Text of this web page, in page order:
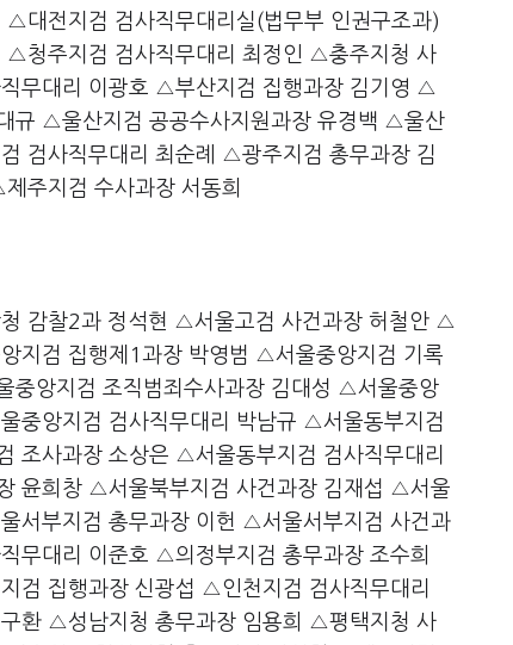
대전지검 검사직무대리실(법무부 인권구조과)
청주지검 검사직무대리 최정인 △충주지청 사
무대리 이광호 △부산지검 집행과장 김기영 △
규 △울산지검 공공수사지원과장 유경백 △울산
검사직무대리 최순례 △광주지검 총무과장 김
주지검 수사과장 서동희
감찰2과 정석현 △서울고검 사건과장 허철안 △
지검 집행제1과장 박영범 △서울중앙지검 기록
앙지검 조직범죄수사과장 김대성 △서울중앙
중앙지검 검사직무대리 박남규 △서울동부지검
조사과장 소상은 △서울동부지검 검사직무대리
윤희창 △서울북부지검 사건과장 김재섭 △서울
서부지검 총무과장 이헌 △서울서부지검 사건과
무대리 이준호 △의정부지검 총무과장 조수희
집행과장 신광섭 △인천지검 검사직무대리
환 △성남지청 총무과장 임용희 △평택지청 사